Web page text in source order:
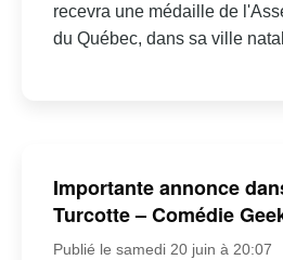
recevra une médaille de
du Québec, dans sa ville
Importante annonce
Turcotte – Comédie
Publié le samedi 20 juin à 20:07